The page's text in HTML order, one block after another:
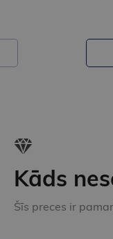
Kāds
Šīs preces ir